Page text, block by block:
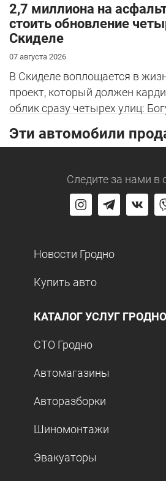
2,7 миллиона на
стоить обновление
Скиделе
07 августа 2026
В Скиделе воплощается в
проект, который должен
облик сразу четырех улиц:
Эти автомобили
Следите за нами в
Новости Гродно
Купить авто
КАТАЛОГ УСЛУГ
СТО Гродно
Автомагазины
Авторазборки
Шиномонтажи
Эвакуаторы